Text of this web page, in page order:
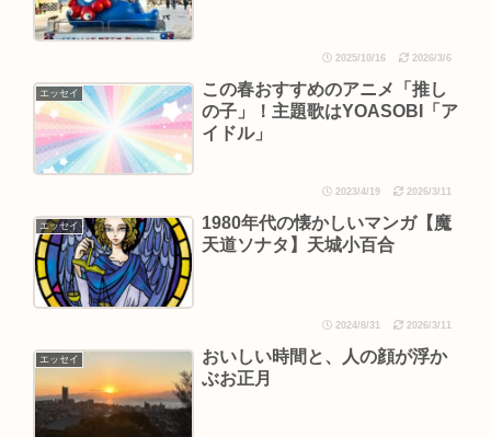
2025/10/16 2026/3/6
エッセイ
この春おすすめのアニメ「推し
の子」！主題歌はYOASOBI「ア
イドル」
2023/4/19 2026/3/11
エッセイ
1980年代の懐かしいマンガ【魔
天道ソナタ】天城小百合
2024/8/31 2026/3/11
エッセイ
おいしい時間と、人の顔が浮か
ぶお正月